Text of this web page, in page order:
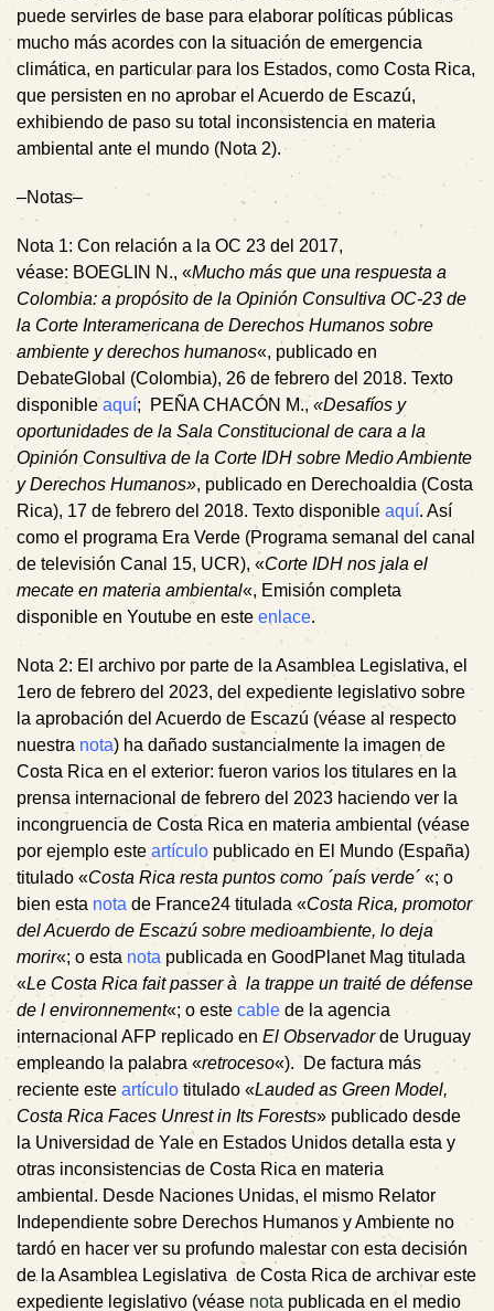
puede servirles de base para elaborar políticas públicas
mucho más acordes con la situación de emergencia
climática, en particular para los Estados, como Costa Rica,
que persisten en no aprobar el Acuerdo de Escazú,
exhibiendo de paso su total inconsistencia en materia
ambiental ante el mundo (Nota 2).
–Notas–
Nota 1: Con relación a la OC 23 del 2017,
véase: BOEGLIN N., «Mucho más que una respuesta a
Colombia: a propósito de la Opinión Consultiva OC-23 de
la Corte Interamericana de Derechos Humanos sobre
ambiente y derechos humanos«, publicado en
DebateGlobal (Colombia), 26 de febrero del 2018. Texto
disponibleaquí; PEÑA CHACÓN M., «Desafíos y
oportunidades de la Sala Constitucional de cara a la
Opinión Consultiva de la Corte IDH sobre Medio Ambiente
y Derechos Humanos», publicado en Derechoaldia (Costa
Rica), 17 de febrero del 2018. Texto disponible aquí. Así
como el programa Era Verde (Programa semanal del canal
de televisión Canal 15, UCR), «Corte IDH nos jala el
mecate en materia ambiental«, Emisión completa
disponible en Youtube en este enlace.
Nota 2: El archivo por parte de la Asamblea Legislativa, el
1ero de febrero del 2023, del expediente legislativo sobre
la aprobación del Acuerdo de Escazú (véase al respecto
nuestra nota) ha dañado sustancialmente la imagen de
Costa Rica en el exterior: fueron varios los titulares en la
prensa internacional de febrero del 2023 haciendo ver la
incongruencia de Costa Rica en materia ambiental (véase
por ejemplo este artículo publicado en El Mundo (España)
titulado «Costa Rica resta puntos como ´país verde´ «; o
bien esta nota de France24 titulada «Costa Rica, promotor
del Acuerdo de Escazú sobre medioambiente, lo deja
morir«; o esta nota publicada en GoodPlanet Mag titulada
«Le Costa Rica fait passer à la trappe un traité de défense
de l environnement«; o este cable de la agencia
internacional AFP replicado en El Observadorde Uruguay
empleando la palabra «retroceso«). De factura más
reciente este artículo titulado «Lauded as Green Model,
Costa Rica Faces Unrest in Its Forests» publicado desde
la Universidad de Yale en Estados Unidos detalla esta y
otras inconsistencias de Costa Rica en materia
ambiental. Desde Naciones Unidas, el mismo Relator
Independiente sobre Derechos Humanos y Ambiente no
tardó en hacer ver su profundo malestar con esta decisión
de la Asamblea Legislativa de Costa Rica de archivar este
expediente legislativo (véase nota publicada en el medio